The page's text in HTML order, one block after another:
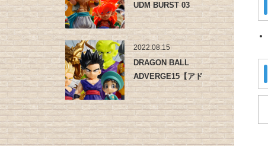
UDM BURST 03
2022.08.15
DRAGON BALL
ADVERGE15【アド
バ…